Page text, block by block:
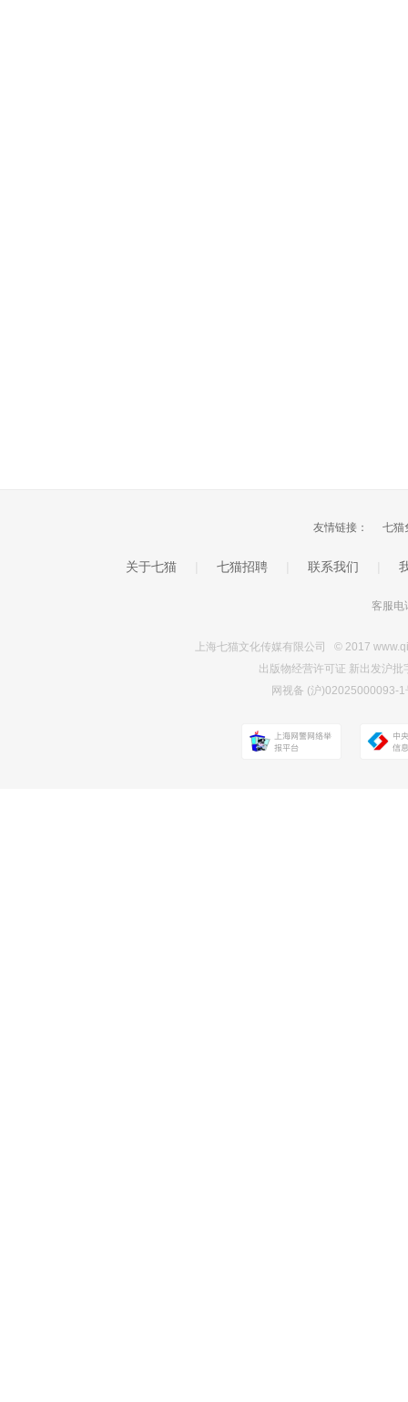
友情链接： 七猫
关于七猫 七猫招聘 联系我们
客服电
上海七猫文化传媒有限公司 © 2017
出版物经营许可证 新出发沪
网视备 (沪)02025000093-